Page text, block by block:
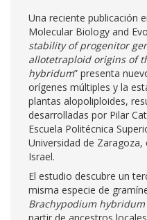
Una reciente publicación
Molecular Biology and
stability of progenitor
allotetraploid origins of
hybridum” presenta
orígenes múltiples y la
plantas alopoliploides,
desarrolladas por Pilar
Escuela Politécnica
Universidad de
Israel.
El estudio descubre un
misma especie de
Brachypodium hybridum